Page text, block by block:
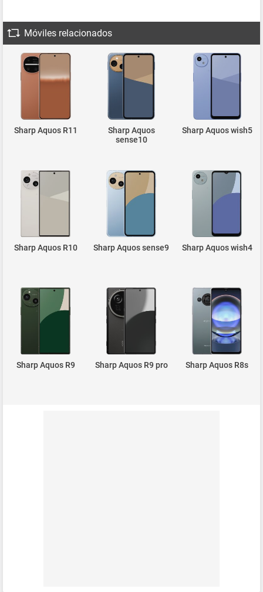
Móviles relacionados
Sharp Aquos R11
Sharp Aquos
sense10
Sharp Aquos wish5
Sharp Aquos R10 Sharp Aquos sense9 Sharp Aquos wish4
Sharp Aquos R9 Sharp Aquos R9 pro Sharp Aquos R8s